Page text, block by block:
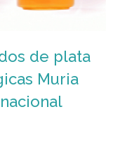
de plata
Muria BIO
de plata
Muria